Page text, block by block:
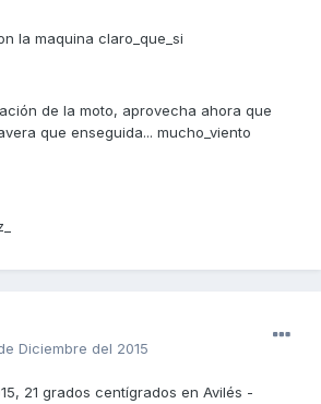
la maquina claro_que_si
de la moto, aprovecha ahora que
que enseguida... mucho_viento
Diciembre del 2015
21 grados centígrados en Avilés -